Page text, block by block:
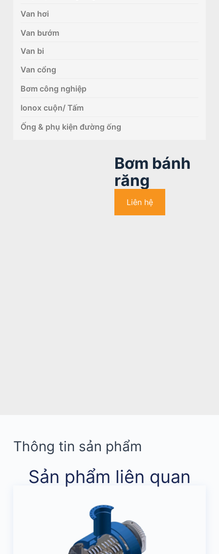
Van hơi
Van bướm
Van bi
Van cổng
Bơm công nghiệp
Ionox cuộn/ Tấm
Ống & phụ kiện đường ống
Bơm bánh
răng
Liên hệ
Thông tin sản phẩm
Sản phẩm liên quan